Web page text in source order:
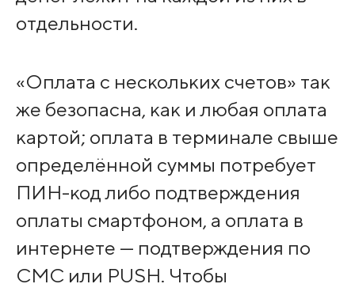
отдельности.
«Оплата с нескольких счетов» так
же безопасна, как и любая оплата
картой; оплата в терминале свыше
определённой суммы потребует
ПИН-код либо подтверждения
оплаты смартфоном, а оплата в
интернете — подтверждения по
СМС или PUSH. Чтобы